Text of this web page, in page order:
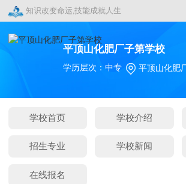
知识改变命运,技能成就人生
平顶山化肥厂子第学校
平顶山化肥
学历层次：中专
学校首页 学校介绍
招生专业 学校新闻
在线报名